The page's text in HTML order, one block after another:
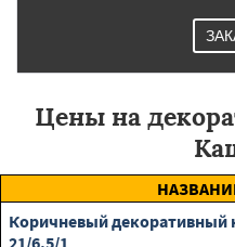
Цены на
Коричневый декоративный
21/6.5/1